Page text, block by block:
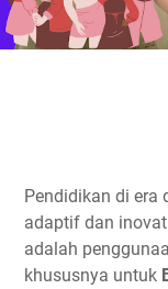
Pendidikan di era
adaptif dan
adalah
khususnya untuk